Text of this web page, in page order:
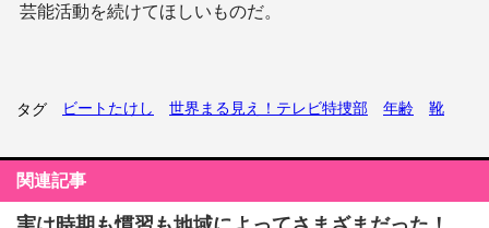
芸能活動を続けてほしいものだ。
タグ ビートたけし 世界まる見え！テレビ特捜部 年齢 靴
関連記事